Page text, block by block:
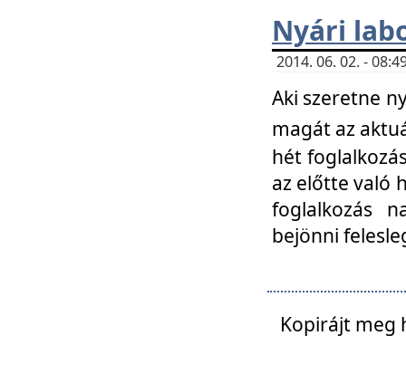
Nyári
2014. 06. 02. -
Aki szeretne
magát az
hét
az előtte való
foglalkozás
bejönni
Kopirájt meg